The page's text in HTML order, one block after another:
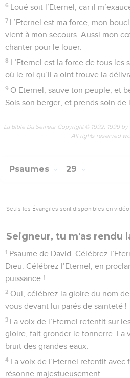
6 Loué soit l’Eternel, car il
7 L’Eternel est ma force, mon
vient à mon secours. Aussi mon
chanter pour le louer.
8 L’Eternel est la force de tous les
où le roi qu’il a oint trouve la
9 O Eternel, sauve ton peuple, et
Sois son berger, et prends soin de
La Bible Du Semeur Copyright © 1992, 1999
All rights reserved
Psaumes 29
Seuls les Évangiles sont disponibles en vidéo
Seigneur, tu m'as rendu
1 Psaume de David. Célébrez
Dieu. Célébrez l’Eternel, en
puissance !
2 Oui, célébrez la gloire du nom
vous devant lui parés de sainteté !
3 La voix de l’Eternel retentit sur
gloire, fait gronder le tonnerre. La
bruit des grandes eaux.
4 La voix de l’Eternel retentit avec
résonne majestueusement.